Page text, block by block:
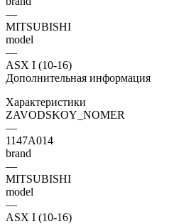
—
MITSUBISHI
model
—
ASX I (10-16)
Дополнительная информация
Характеристики
ZAVODSKOY_NOMER
—
1147A014
brand
—
MITSUBISHI
model
—
ASX I (10-16)